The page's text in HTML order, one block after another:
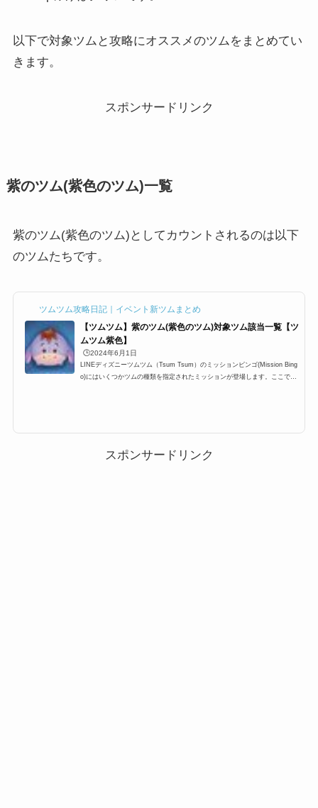
以下で対象ツムと攻略にオススメのツムをまとめてい
きます。
スポンサードリンク
紫のツム(紫色のツム)一覧
紫のツム(紫色のツム)としてカウントされるのは以下
のツムたちです。
ツムツム攻略日記｜イベント新ツムまとめ
【ツムツム】紫のツム(紫色のツム)対象ツム該当一覧【ツ
ムツム紫色】
🕒️2024年6月1日
LINEディズニーツムツム（Tsum Tsum）のミッションビンゴ(Mission Bing
o)にはいくつかツムの種類を指定されたミッションが登場します。ここでは
アイドルデール ラン...
スポンサードリンク